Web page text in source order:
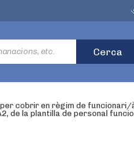
cobrir en règim de
la plantilla de personal